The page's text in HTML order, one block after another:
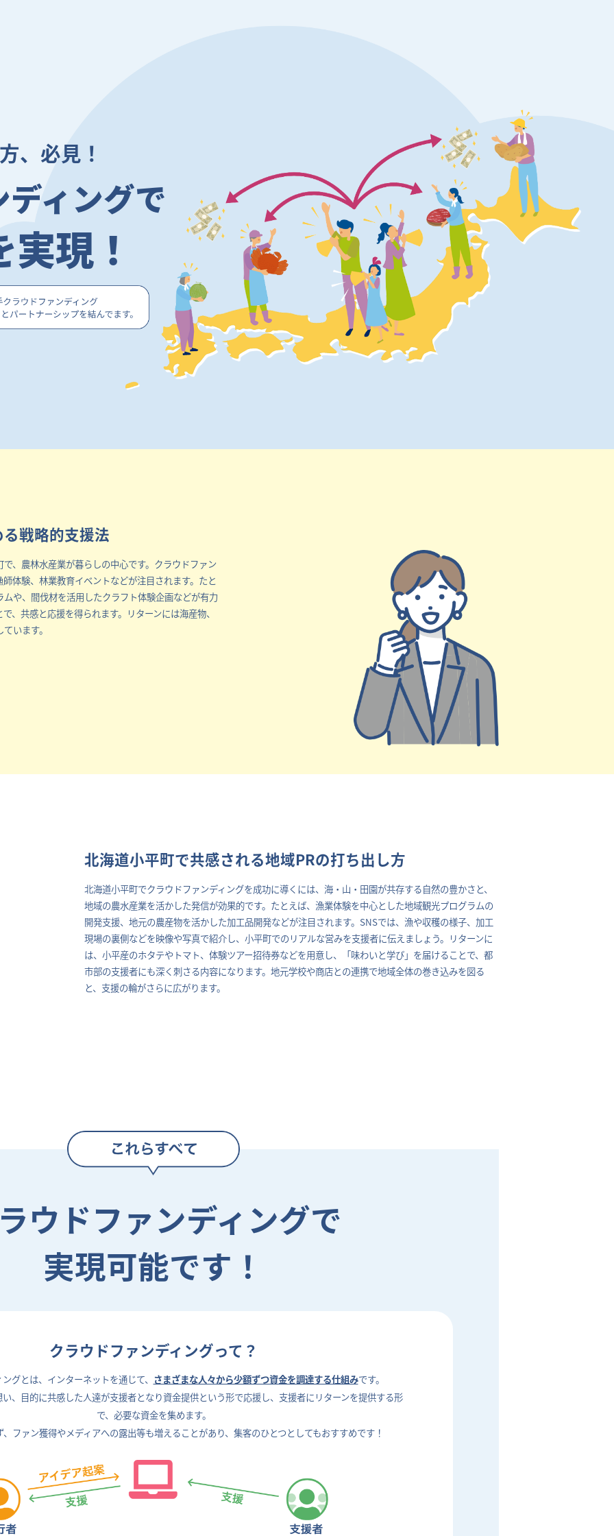
、必見！
ィングで
現！
戦略的支援法
、農林水産業が暮らしの中心です。クラウドファン
体験、林業教育イベントなどが注目されます。たと
や、間伐材を活用したクラフト体験企画などが有力
、共感と応援を得られます。リターンには海産物、
います。
北海道小平町で共感される地域PRの打ち出し方
北海道小平町でクラウドファンディングを成功に導くには、海・山・田園が共存する自然の豊かさと、
地域の農水産業を活かした発信が効果的です。たとえば、漁業体験を中心とした地域観光プログラムの
開発支援、地元の農産物を活かした加工品開発などが注目されます。SNSでは、漁や収穫の様子、加工
現場の裏側などを映像や写真で紹介し、小平町でのリアルな営みを支援者に伝えましょう。リターンに
は、小平産のホタテやトマト、体験ツアー招待券などを用意し、「味わいと学び」を届けることで、都
市部の支援者にも深く刺さる内容になります。地元学校や商店との連携で地域全体の巻き込みを図る
と、支援の輪がさらに広がります。
ウドファンディングで
実現可能です！
クラウドファンディングって？
グとは、 インターネットを通じて、 さまざまな人々から少額ずつ資金を調達する仕組みです。
、目的に共感した人達が支援者となり資金提供という形で応援し、支援者にリターンを提供する形
で、 必要な資金を集めます。
ファン獲得やメディアへの露出等も増えることがあり、 集客のひとつとしてもおすすめです！